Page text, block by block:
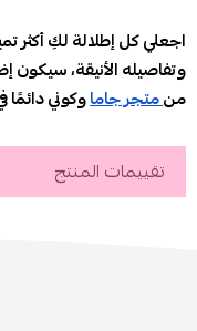
اجعلي كل إطلالة لكِ أكثر
وتفاصيله الأنيقة، سيكون
منمتجر جاماوكوني
تقييمات المنتج